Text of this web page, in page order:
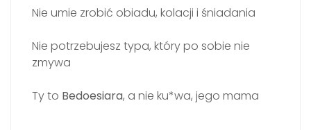
Nie umie zrobić obiadu, kolacji i śniadania
Nie potrzebujesz typa, który po sobie nie
zmywa
Ty to Bedoesiara, a nie ku*wa, jego mama